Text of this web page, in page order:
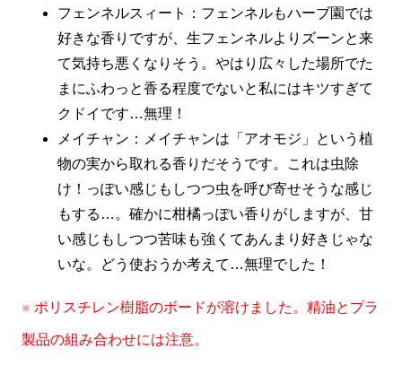
フェンネルスィート：フェンネルもハーブ園では
好きな香りですが、生フェンネルよりズーンと来
て気持ち悪くなりそう。やはり広々した場所でた
まにふわっと香る程度でないと私にはキツすぎて
クドイです…無理！
メイチャン：メイチャンは「アオモジ」という植
物の実から取れる香りだそうです。これは虫除
け！っぽい感じもしつつ虫を呼び寄せそうな感じ
もする…。確かに柑橘っぽい香りがしますが、甘
い感じもしつつ苦味も強くてあんまり好きじゃな
いな。どう使おうか考えて…無理でした！
※ ポリスチレン樹脂のボードが溶けました。精油とプラ
製品の組み合わせには注意。